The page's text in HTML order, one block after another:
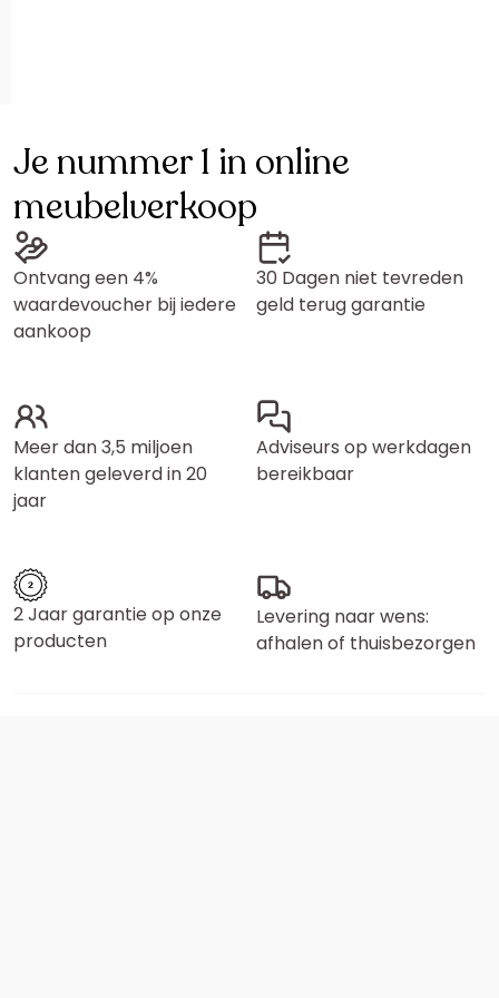
Je nummer 1 in online
meubelverkoop
Ontvang een 4%
waardevoucher bij iedere
aankoop
30 Dagen niet tevreden
geld terug garantie
Meer dan 3,5 miljoen
klanten geleverd in 20
jaar
Adviseurs op werkdagen
bereikbaar
2 Jaar garantie op onze
producten
Levering naar wens:
afhalen of thuisbezorgen